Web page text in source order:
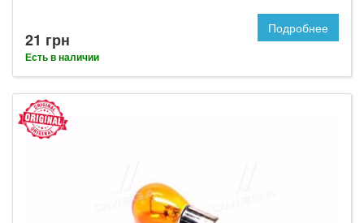
21 грн
Есть в наличии
Подробнее